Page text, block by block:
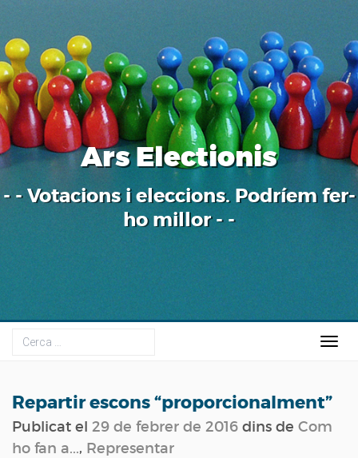
Ars Electionis
- - Votacions i eleccions. Podríem fer-
ho millor - -
Repartir escons “proporcionalment”
Publicat el 29 de febrer de 2016 dins de Com
ho fan a..., Representar